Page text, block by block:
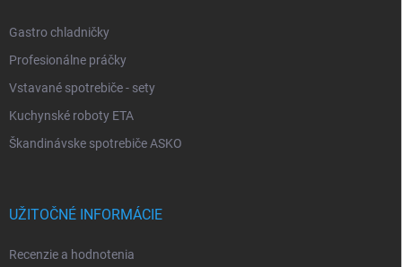
Gastro chladničky
Profesionálne práčky
Vstavané spotrebiče - sety
Kuchynské roboty ETA
Škandinávske spotrebiče ASKO
UŽITOČNÉ INFORMÁCIE
Recenzie a hodnotenia